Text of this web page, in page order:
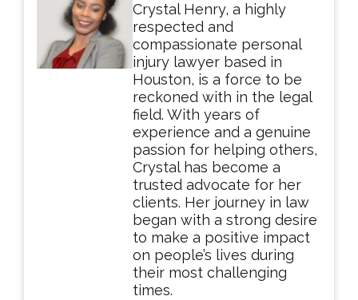
Crystal Henry, a highly
respected and
compassionate personal
injury lawyer based in
Houston, is a force to be
reckoned with in the legal
field. With years of
experience and a genuine
passion for helping others,
Crystal has become a
trusted advocate for her
clients. Her journey in law
began with a strong desire
to make a positive impact
on people’s lives during
their most challenging
times.